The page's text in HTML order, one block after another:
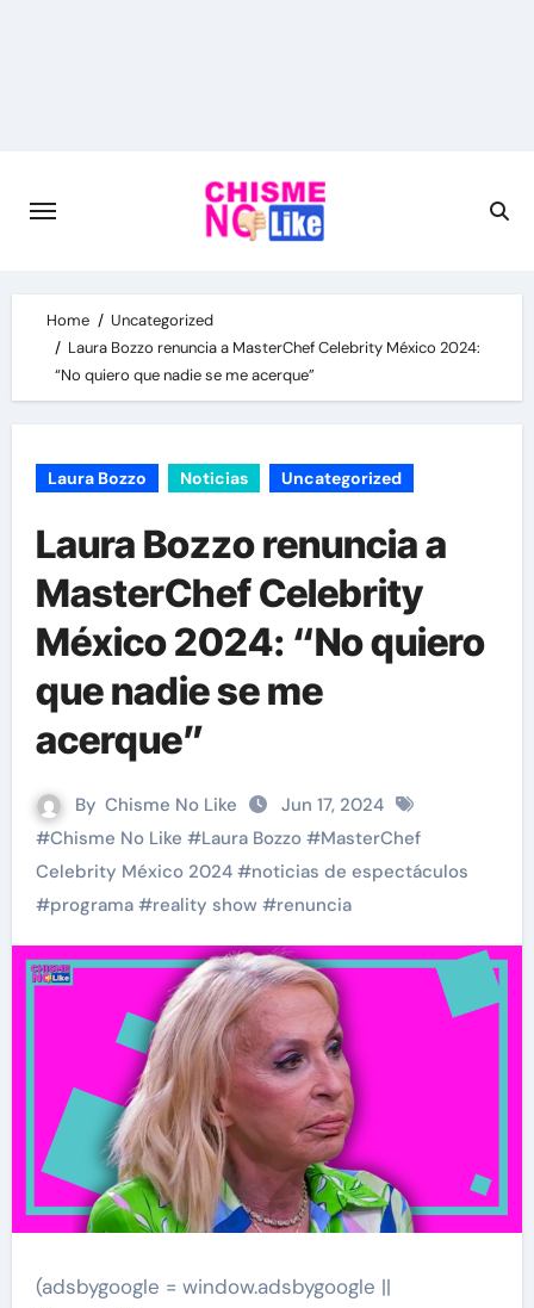
Home
Uncategorized
Laura Bozzo renuncia a MasterChef Celebrity México 2024:
“No quiero que nadie se me acerque”
Laura Bozzo Noticias Uncategorized
Laura Bozzo renuncia a
MasterChef Celebrity
México 2024: “No quiero
que nadie se me
acerque”
By Chisme No Like
Jun 17, 2024
#Chisme No Like #Laura Bozzo#MasterChef
Celebrity México 2024#noticias de espectáculos
#programa#reality show#renuncia
(adsbygoogle = window.adsbygoogle ||